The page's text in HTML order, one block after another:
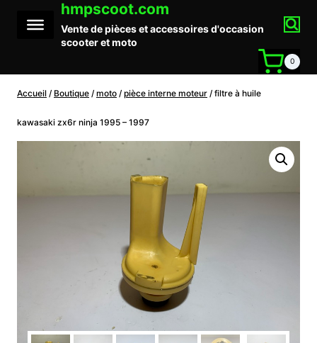
contenu
hmpscoot.com
Vente de pièces et accessoires d'occasion
scooter et moto
0
Accueil / Boutique / moto / pièce interne moteur / filtre à huile
kawasaki zx6r ninja 1995 – 1997